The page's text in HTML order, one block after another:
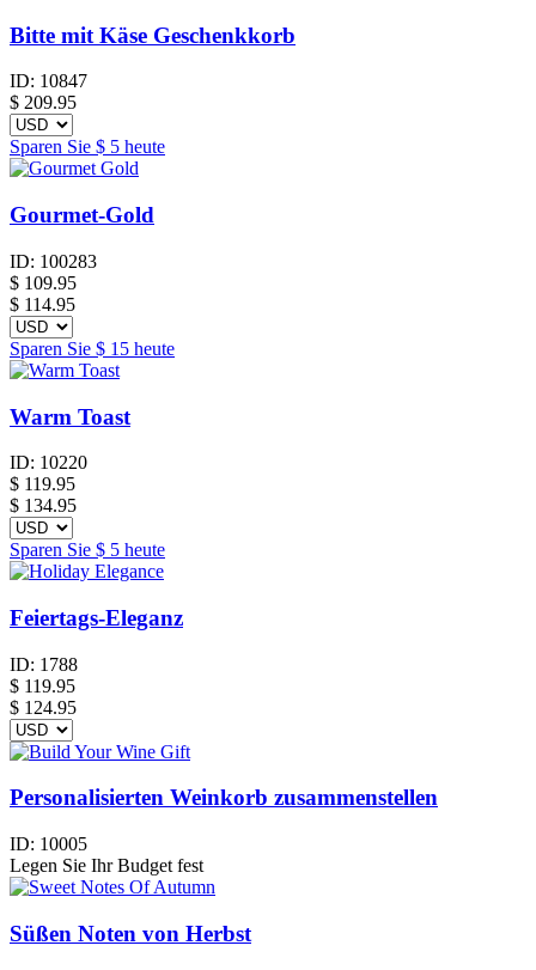
Bitte mit Käse Geschenkkorb
ID: 10847
$ 209.95
Sparen Sie $ 5 heute
Gourmet-Gold
ID: 100283
$ 109.95
$ 114.95
Sparen Sie $ 15 heute
Warm Toast
ID: 10220
$ 119.95
$ 134.95
Sparen Sie $ 5 heute
Feiertags-Eleganz
ID: 1788
$ 119.95
$ 124.95
Personalisierten Weinkorb zusammenstellen
ID: 10005
Legen Sie Ihr Budget fest
Süßen Noten von Herbst